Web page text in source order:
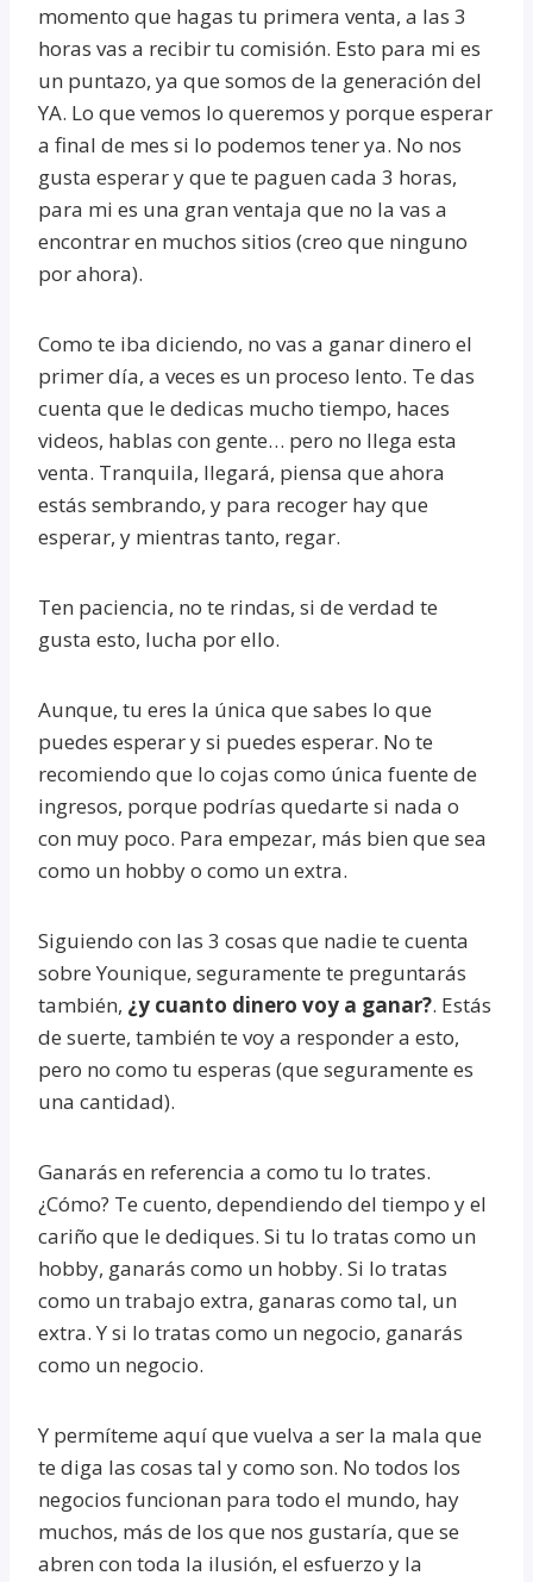
momento que hagas tu primera venta, a las 3
horas vas a recibir tu comisión. Esto para mi es
un puntazo, ya que somos de la generación del
YA. Lo que vemos lo queremos y porque esperar
a final de mes si lo podemos tener ya. No nos
gusta esperar y que te paguen cada 3 horas,
para mi es una gran ventaja que no la vas a
encontrar en muchos sitios (creo que ninguno
por ahora).
Como te iba diciendo, no vas a ganar dinero el
primer día, a veces es un proceso lento. Te das
cuenta que le dedicas mucho tiempo, haces
videos, hablas con gente… pero no llega esta
venta. Tranquila, llegará, piensa que ahora
estás sembrando, y para recoger hay que
esperar, y mientras tanto, regar.
Ten paciencia, no te rindas, si de verdad te
gusta esto, lucha por ello.
Aunque, tu eres la única que sabes lo que
puedes esperar y si puedes esperar. No te
recomiendo que lo cojas como única fuente de
ingresos, porque podrías quedarte si nada o
con muy poco. Para empezar, más bien que sea
como un hobby o como un extra.
Siguiendo con las 3 cosas que nadie te cuenta
sobre Younique, seguramente te preguntarás
también, ¿y cuanto dinero voy a ganar?. Estás
de suerte, también te voy a responder a esto,
pero no como tu esperas (que seguramente es
una cantidad).
Ganarás en referencia a como tu lo trates.
¿Cómo? Te cuento, dependiendo del tiempo y el
cariño que le dediques. Si tu lo tratas como un
hobby, ganarás como un hobby. Si lo tratas
como un trabajo extra, ganaras como tal, un
extra. Y si lo tratas como un negocio, ganarás
como un negocio.
Y permíteme aquí que vuelva a ser la mala que
te diga las cosas tal y como son. No todos los
negocios funcionan para todo el mundo, hay
muchos, más de los que nos gustaría, que se
abren con toda la ilusión, el esfuerzo y la